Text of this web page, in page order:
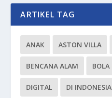
ARTIKEL TAG
ANAK ASTON VILLA
BENCANA ALAM BOLA
DIGITAL DI INDONESIA